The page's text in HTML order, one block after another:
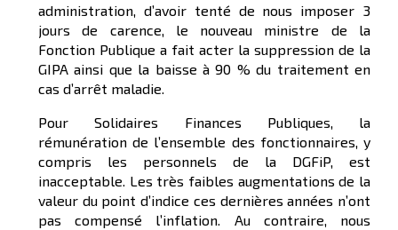
administration, d’avoir tenté de nous imposer 3
jours de carence, le nouveau ministre de la
Fonction Publique a fait acter la suppression de la
GIPA ainsi que la baisse à 90 % du traitement en
cas d’arrêt maladie.
Pour Solidaires Finances Publiques, la
rémunération de l’ensemble des fonctionnaires, y
compris les personnels de la DGFiP, est
inacceptable. Les très faibles augmentations de la
valeur du point d’indice ces dernières années n’ont
pas compensé l’inflation. Au contraire, nous